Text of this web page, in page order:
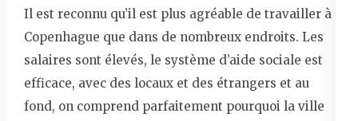
Il est reconnu qu’il est plus agréable de travailler à
Copenhague que dans de nombreux endroits. Les
salaires sont élevés, le système d’aide sociale est
efficace, avec des locaux et des étrangers et au
fond, on comprend parfaitement pourquoi la ville